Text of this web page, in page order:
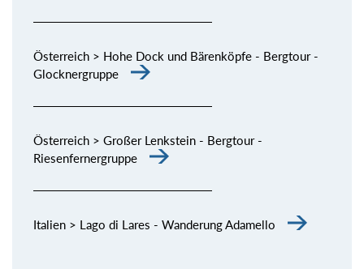
Österreich > Hohe Dock und Bärenköpfe - Bergtour -
Glocknergruppe
Österreich > Großer Lenkstein - Bergtour -
Riesenfernergruppe
Italien > Lago di Lares - Wanderung Adamello